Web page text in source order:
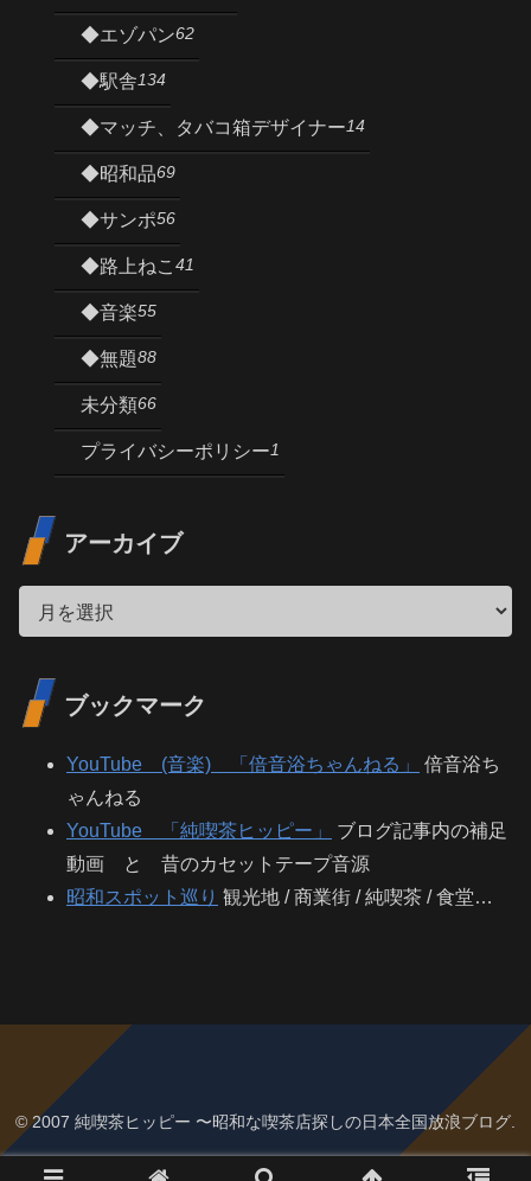
◆エゾパン62
◆駅舎134
◆マッチ、タバコ箱デザイナー14
◆昭和品69
◆サンポ56
◆路上ねこ 41
◆音楽55
◆無題88
未分類66
プライバシーポリシー1
アーカイブ
ブックマーク
YouTube (音楽) 「倍音浴ちゃんねる」
倍音浴ち
ゃんねる
YouTube 「純喫茶ヒッピー」
ブログ記事内の補足
動画 と 昔のカセットテープ音源
昭和スポット巡り 観光地 / 商業街 / 純喫茶 / 食堂…
© 2007 純喫茶ヒッピー 〜昭和な喫茶店探しの日本全国放浪ブログ.